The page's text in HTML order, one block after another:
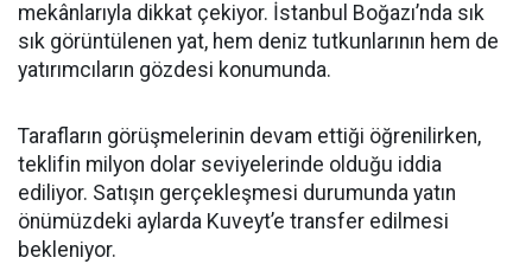
mekânlarıyla dikkat çekiyor. İstanbul Boğazı’nda sık
sık görüntülenen yat, hem deniz tutkunlarının hem de
yatırımcıların gözdesi konumunda.
Tarafların görüşmelerinin devam ettiği öğrenilirken,
teklifin milyon dolar seviyelerinde olduğu iddia
ediliyor. Satışın gerçekleşmesi durumunda yatın
önümüzdeki aylarda Kuveyt’e transfer edilmesi
bekleniyor.